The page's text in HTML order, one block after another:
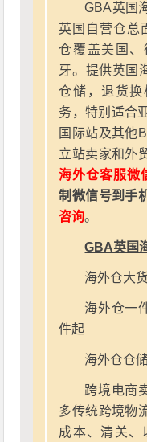
GBA英国
英国自营仓总
仓覆盖美国
牙。提供英国
仓储，退货
务，特别适合
国际站及其他
立站卖家和外
海外仓客服微
制微信号到手
咨询。
GBA英国
海外仓大
海外仓一
件起
海外仓仓
跨境电商
多传统跨境物
成本、清关、